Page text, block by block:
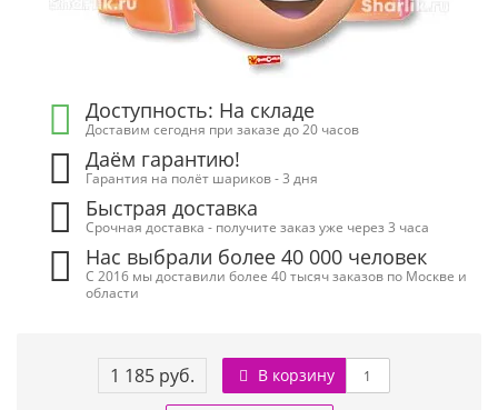
Доступность: На складе
Доставим сегодня при заказе до 20 часов
Даём гарантию!
Гарантия на полёт шариков - 3 дня
Быстрая доставка
Срочная доставка - получите заказ уже через 3 часа
Нас выбрали более 40 000 человек
С 2016 мы доставили более 40 тысяч заказов по Москве и
области
1 185 руб. В корзину